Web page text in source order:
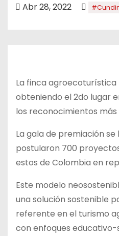
Abr 28, 2022
La finca agroecoturística
obteniendo el 2do lugar
los reconocimientos
La gala de premiación
postularon 700
estos de Colombia en
Este modelo
una solución sostenible
referente en el turismo
con enfoques educativo-